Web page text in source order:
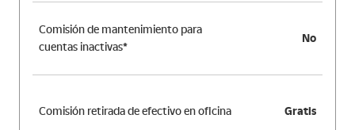
Comisión de mantenimiento para
cuentas inactivas*
No
Comisión retirada de efectivo en oficina Gratis